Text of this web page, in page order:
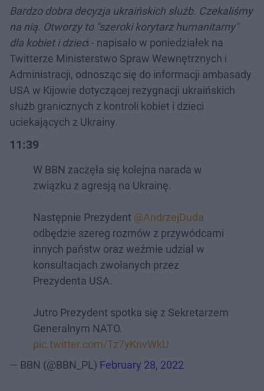
Bardzo dobra decyzja ukraińskich służb. Czekaliśmy
na nią. Otworzy to "szeroki korytarz humanitarny"
dla kobiet i dzieci - napisało w poniedziałek na
Twitterze Ministerstwo Spraw Wewnętrznych i
Administracji, odnosząc się do informacji ambasady
USA w Kijowie dotyczącej rezygnacji ukraińskich
służb granicznych z kontroli kobiet i dzieci
uciekających z Ukrainy.
11:39
W BBN zaczęła się kolejna narada w
związku z agresją na Ukrainę.
Następnie Prezydent @AndrzejDuda
odbędzie szereg rozmów z przywódcami
innych państw oraz weźmie udział w
konsultacjach zwołanych przez
Prezydenta USA.
Jutro Prezydent spotka się z Sekretarzem
Generalnym NATO.
pic.twitter.com/Tz7yKnvWkU
— BBN (@BBN_PL) February 28, 2022